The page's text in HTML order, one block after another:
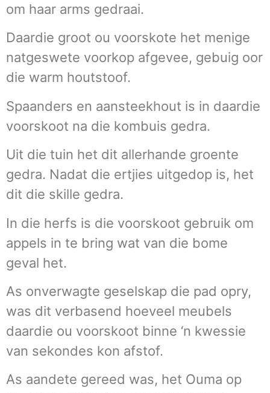
om haar arms gedraai.
Daardie groot ou voorskote het menige
natgeswete voorkop afgevee, gebuig oor
die warm houtstoof.
Spaanders en aansteekhout is in daardie
voorskoot na die kombuis gedra.
Uit die tuin het dit allerhande groente
gedra. Nadat die ertjies uitgedop is, het
dit die skille gedra.
In die herfs is die voorskoot gebruik om
appels in te bring wat van die bome
geval het.
As onverwagte geselskap die pad opry,
was dit verbasend hoeveel meubels
daardie ou voorskoot binne ‘n kwessie
van sekondes kon afstof.
As aandete gereed was, het Ouma op